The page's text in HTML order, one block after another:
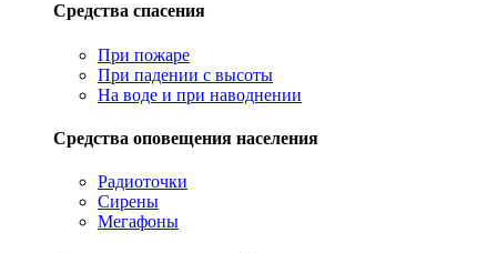
Средства спасения
При пожаре
При падении с высоты
На воде и при наводнении
Средства оповещения населения
Радиоточки
Сирены
Мегафоны